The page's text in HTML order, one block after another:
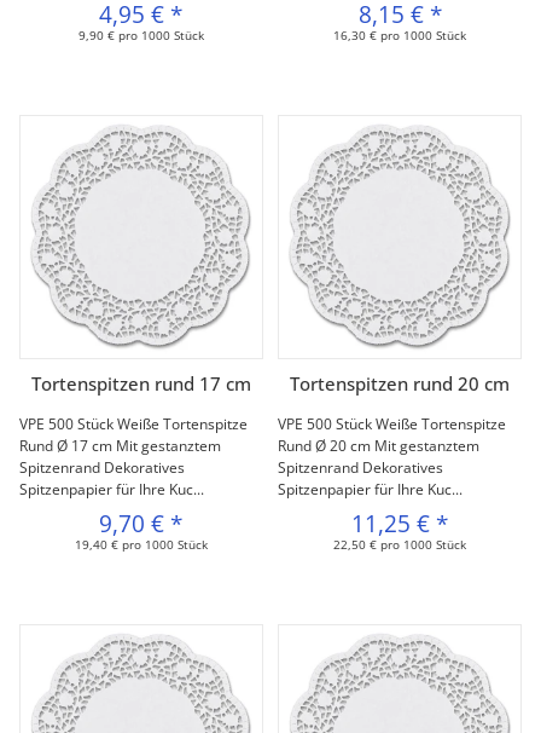
4,95 € *
9,90 € pro 1000 Stück
8,15 € *
16,30 € pro 1000 Stück
Tortenspitzen rund 17 cm
VPE 500 Stück Weiße Tortenspitze
Rund Ø 17 cm Mit gestanztem
Spitzenrand Dekoratives
Spitzenpapier für Ihre Kuc...
9,70 € *
19,40 € pro 1000 Stück
Tortenspitzen rund 20 cm
VPE 500 Stück Weiße Tortenspitze
Rund Ø 20 cm Mit gestanztem
Spitzenrand Dekoratives
Spitzenpapier für Ihre Kuc...
11,25 € *
22,50 € pro 1000 Stück